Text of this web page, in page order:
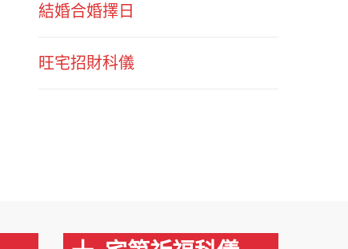
結婚合婚擇日
旺宅招財科儀